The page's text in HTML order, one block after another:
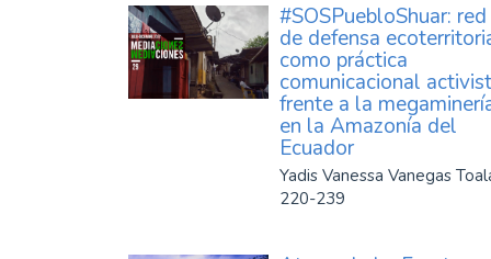
#SOSPuebloShuar: red
de defensa
como práctica
comunicacional
frente a la
en la Amazonía del
Ecuador
Yadis Vanessa Vanegas
220-239